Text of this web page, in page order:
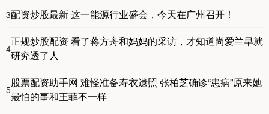
3配资炒股最新 这一能源行业盛会，今天在广州召开！
4
正规炒股配资 看了蒋方舟和妈妈的采访，才知道尚爱兰早就
研究透了人
5
股票配资助手网 难怪准备寿衣遗照 张柏芝确诊“患病”原来她
最怕的事和王菲不一样